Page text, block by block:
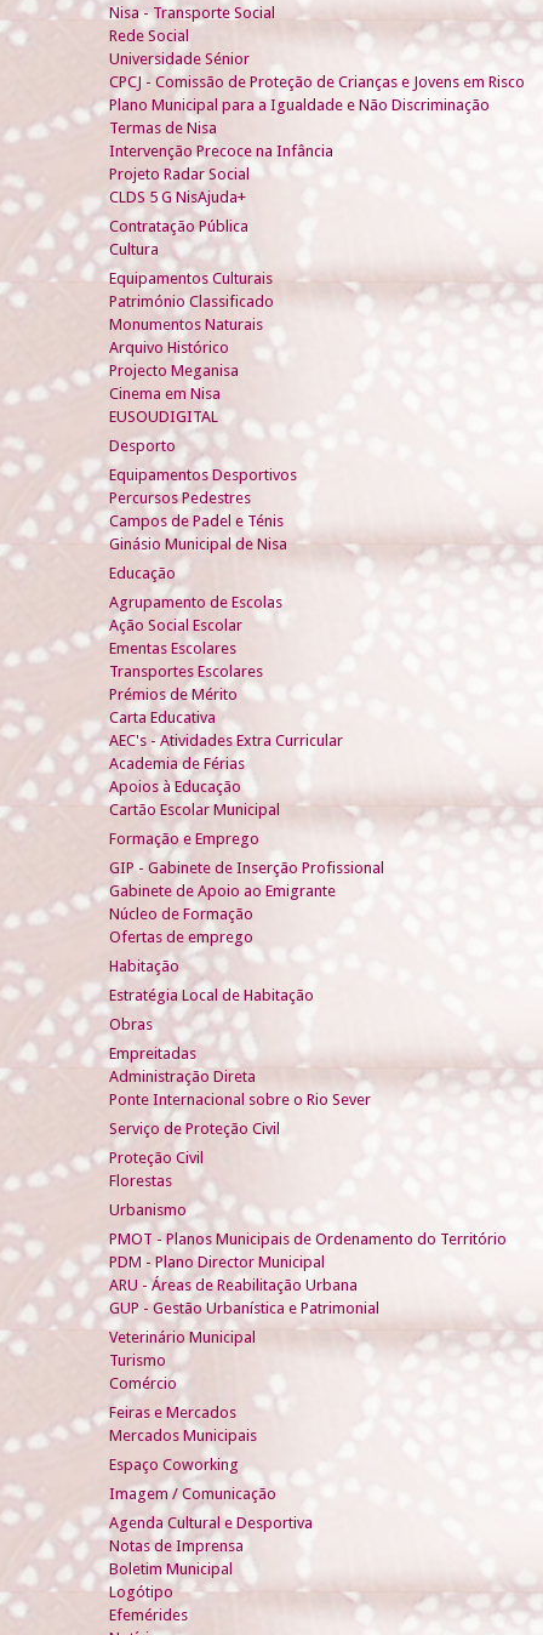
Nisa - Transporte Social
Rede Social
Universidade Sénior
CPCJ - Comissão de Proteção de Crianças e Jovens em Risco
Plano Municipal para a Igualdade e Não Discriminação
Termas de Nisa
Intervenção Precoce na Infância
Projeto Radar Social
CLDS 5 G NisAjuda+
Contratação Pública
Cultura
Equipamentos Culturais
Património Classificado
Monumentos Naturais
Arquivo Histórico
Projecto Meganisa
Cinema em Nisa
EUSOUDIGITAL
Desporto
Equipamentos Desportivos
Percursos Pedestres
Campos de Padel e Ténis
Ginásio Municipal de Nisa
Educação
Agrupamento de Escolas
Ação Social Escolar
Ementas Escolares
Transportes Escolares
Prémios de Mérito
Carta Educativa
AEC's - Atividades Extra Curricular
Academia de Férias
Apoios à Educação
Cartão Escolar Municipal
Formação e Emprego
GIP - Gabinete de Inserção Profissional
Gabinete de Apoio ao Emigrante
Núcleo de Formação
Ofertas de emprego
Habitação
Estratégia Local de Habitação
Obras
Empreitadas
Administração Direta
Ponte Internacional sobre o Rio Sever
Serviço de Proteção Civil
Proteção Civil
Florestas
Urbanismo
PMOT - Planos Municipais de Ordenamento do Território
PDM - Plano Director Municipal
ARU - Áreas de Reabilitação Urbana
GUP - Gestão Urbanística e Patrimonial
Veterinário Municipal
Turismo
Comércio
Feiras e Mercados
Mercados Municipais
Espaço Coworking
Imagem / Comunicação
Agenda Cultural e Desportiva
Notas de Imprensa
Boletim Municipal
Logótipo
Efemérides